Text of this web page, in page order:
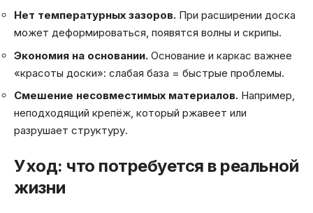
Нет температурных зазоров. При расширении доска
может деформироваться, появятся волны и скрипы.
Экономия на основании. Основание и каркас важнее
«красоты доски»: слабая база = быстрые проблемы.
Смешение несовместимых материалов. Например,
неподходящий крепёж, который ржавеет или
разрушает структуру.
Уход: что потребуется в реальной
жизни